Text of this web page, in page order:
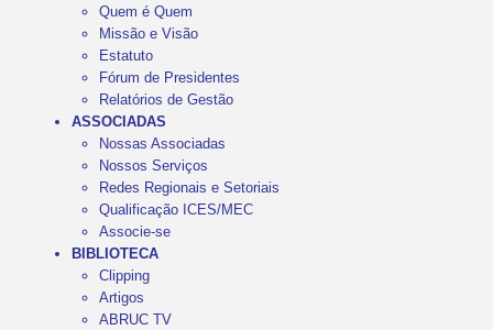
Quem é Quem
Missão e Visão
Estatuto
Fórum de Presidentes
Relatórios de Gestão
ASSOCIADAS
Nossas Associadas
Nossos Serviços
Redes Regionais e Setoriais
Qualificação ICES/MEC
Associe-se
BIBLIOTECA
Clipping
Artigos
ABRUC TV